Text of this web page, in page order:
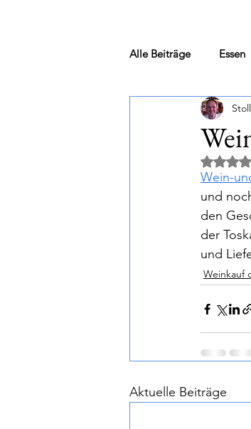
Alle Beiträge Essen
Weinkauf vor Ort
Jack „out“ the box
Newsletter
Das "kleine" Wein
Mit
Wein-
und
den
der
und
Weinkauf
Aktuelle Beiträge